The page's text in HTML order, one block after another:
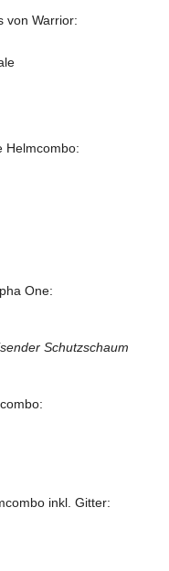
von Warrior:
Helmcombo:
One:
Schutzschaum
inkl. Gitter: